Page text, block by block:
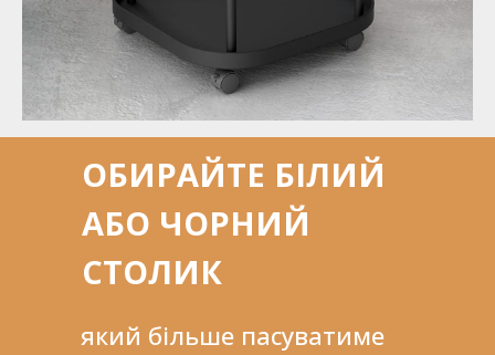
ОБИРАЙТЕ БІЛИЙ
АБО ЧОРНИЙ
СТОЛИК
який більше пасуватиме